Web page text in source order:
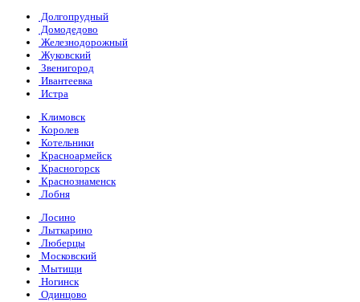
Долгопрудный
Домодедово
Железнодорожный
Жуковский
Звенигород
Ивантеевка
Истра
Климовск
Королев
Котельники
Красноармейск
Красногорск
Краснознаменск
Лобня
Лосино
Лыткарино
Люберцы
Московский
Мытищи
Ногинск
Одинцово